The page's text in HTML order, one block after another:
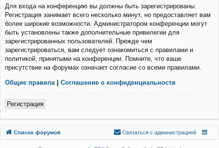
Для входа на конференцию вы должны быть зарегистрированы.
Регистрация занимает всего несколько минут, но предоставляет вам
более широкие возможности. Администратором конференции могут
быть установлены также дополнительные привилегии для
зарегистрированных пользователей. Прежде чем
зарегистрироваться, вам следует ознакомиться с правилами и
политикой, принятыми на конференции. Помните, что ваше
присутствие на форумах означает согласие со всеми правилами.
Общие правила | Соглашение о конфиденциальности
Регистрация
Список форумов
Связаться с
Связаться с администрацией